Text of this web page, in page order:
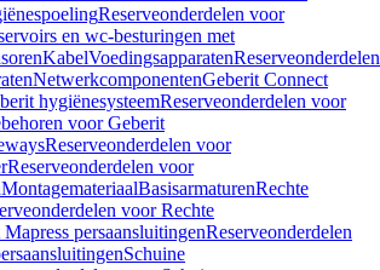
Reserveonderdelen voor
en wc-besturingen met
KabelVoedingsapparatenReserveonderdelen
NetwerkcomponentenGeberit Connect
hygiënesysteemReserveonderdelen voor
voor Geberit
Reserveonderdelen voor
Reserveonderdelen voor
MontagemateriaalBasisarmaturenRechte
voor Rechte
persaansluitingenReserveonderdelen
Schuine